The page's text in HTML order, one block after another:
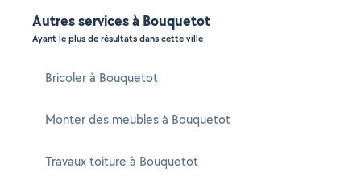
Autres services à Bouquetot
Ayant le plus de résultats dans cette ville
Bricoler à Bouquetot
Monter des meubles à Bouquetot
Travaux toiture à Bouquetot